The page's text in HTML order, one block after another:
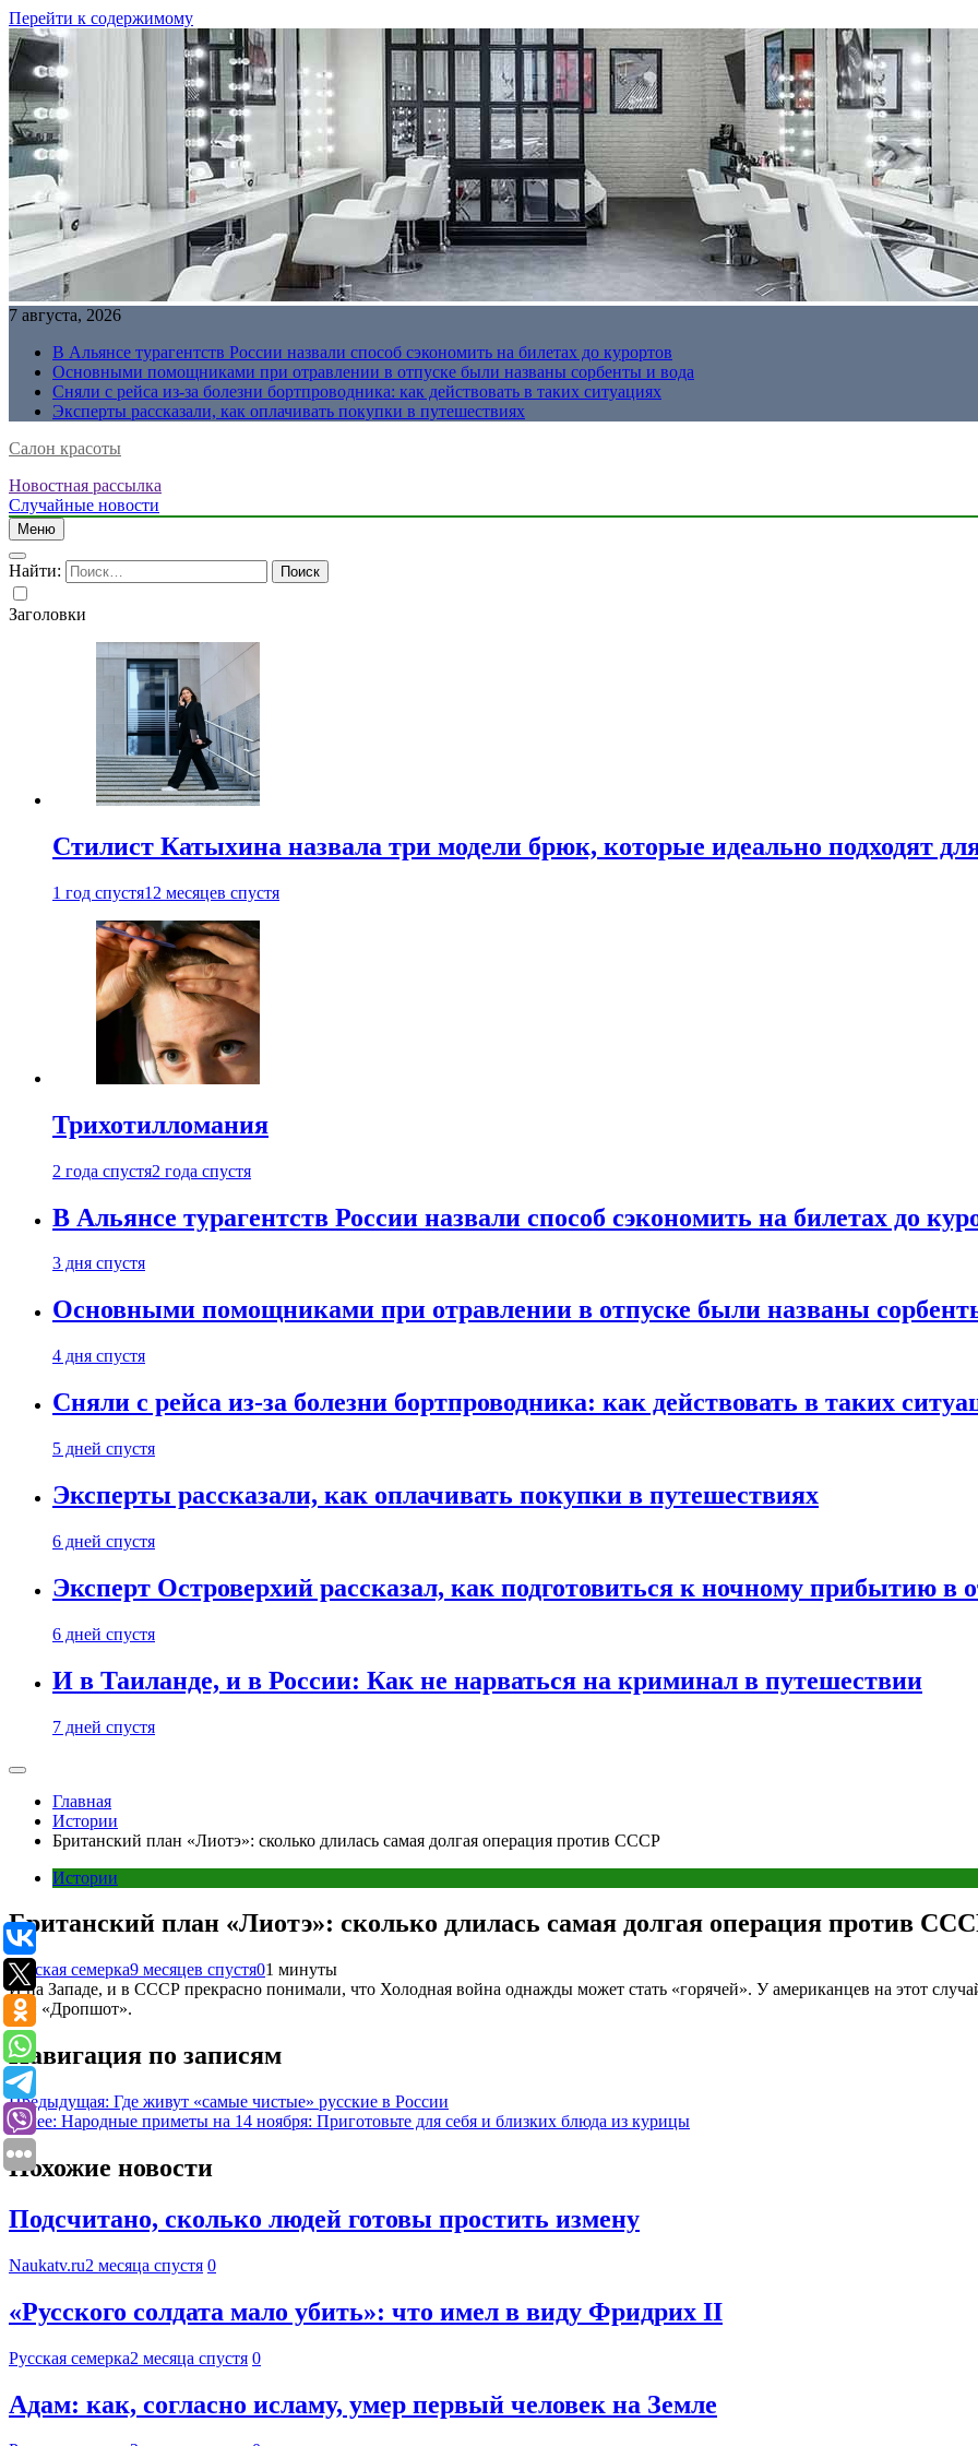
Перейти к содержимому
7 августа, 2026
В Альянсе турагентств России назвали способ сэкономить на билетах до курортов
Основными помощниками при отравлении в отпуске были названы сорбенты и вода
Сняли с рейса из-за болезни бортпроводника: как действовать в таких ситуациях
Эксперты рассказали, как оплачивать покупки в путешествиях
Салон красоты
Новостная рассылка
Случайные новости
Меню
Найти:
Заголовки
Стилист Катыхина назвала три модели брюк, которые идеально подходят
1 год спустя12 месяцев спустя
Трихотилломания
2 года спустя2 года спустя
В Альянсе турагентств России назвали способ сэкономить на билетах до
3 дня спустя
Основными помощниками при отравлении в отпуске были названы
4 дня спустя
Сняли с рейса из-за болезни бортпроводника: как действовать в таких
5 дней спустя
Эксперты рассказали, как оплачивать покупки в путешествиях
6 дней спустя
Эксперт Островерхий рассказал, как подготовиться к ночному прибытию в
6 дней спустя
И в Таиланде, и в России: Как не нарваться на криминал в путешествии
7 дней спустя
Главная
Истории
Британский план «Лиотэ»: сколько длилась самая долгая операция против СССР
Истории
Британский план «Лиотэ»: сколько длилась самая долгая операция против
Русская семерка9 месяцев спустя01 минуты
И на Западе, и в СССР прекрасно понимали, что Холодная война однажды может стать «горячей». У американцев на этот
или «Дропшот».
Навигация по записям
Предыдущая: Где живут «самые чистые» русские в России
Далее: Народные приметы на 14 ноября: Приготовьте для себя и близких блюда из курицы
Похожие новости
Подсчитано, сколько людей готовы простить измену
Naukatv.ru2 месяца спустя 0
«Русского солдата мало убить»: что имел в виду Фридрих II
Русская семерка2 месяца спустя 0
Адам: как, согласно исламу, умер первый человек на Земле